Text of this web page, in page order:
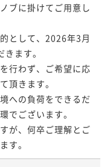
ブに掛けてご用意し
として、2026年3月
ます。
行わず、ご希望に応
頂きます。
への負荷をできるだ
でございます。
が、何卒ご理解とご